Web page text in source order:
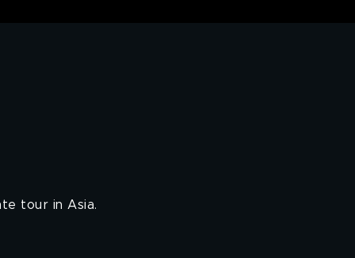
tour in Asia.